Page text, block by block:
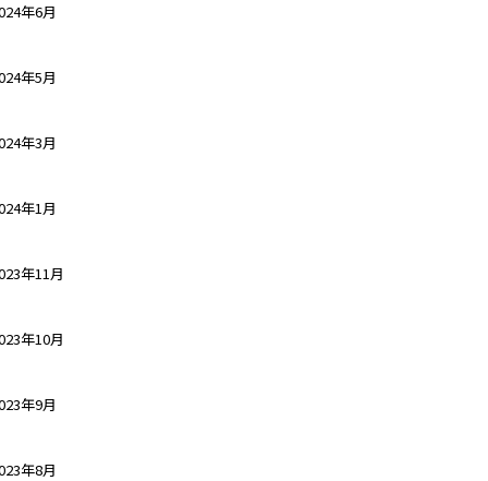
年6月
年5月
年3月
年1月
年11月
年10月
年9月
年8月